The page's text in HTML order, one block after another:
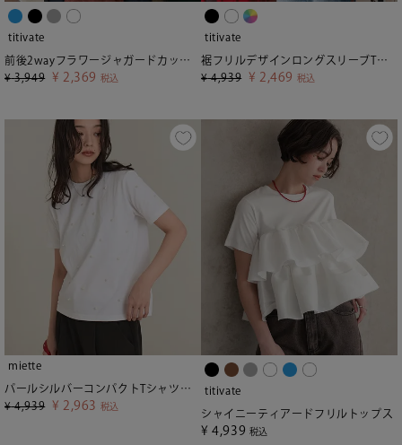
titivate
前後2wayフラワージャガードカットソートップス
¥ 3,949 ¥ 2,369 税込
titivate
裾フリルデザインロングスリーブTシャツ
¥ 4,939 ¥ 2,469 税込
miette
パールシルバーコンパクトTシャツ【miette ミエット】
¥ 4,939 ¥ 2,963 税込
titivate
シャイニーティアードフリルトップス
¥ 4,939 税込